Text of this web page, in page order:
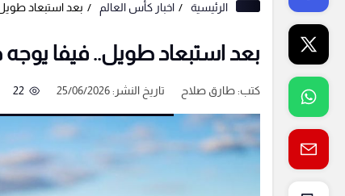
الرئيسية اخبار كأس العالم بعد استبعاد
بعد استبعاد طويل.. فيفا يوجه
كتب:طارق صلاح تاريخ النشر: 25/06/2026 22